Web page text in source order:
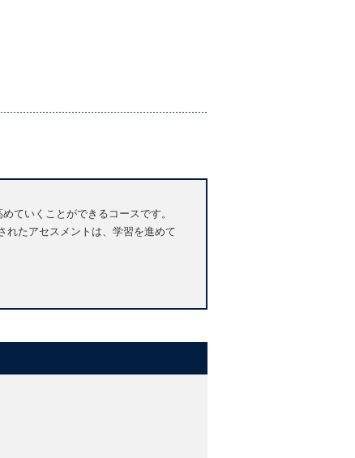
ていくことができるコースです。
たアセスメントは、学習を進めて